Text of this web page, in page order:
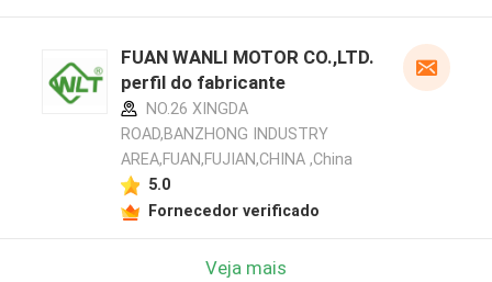
FUAN WANLI MOTOR CO.,LTD.
perfil do fabricante
NO.26 XINGDA
ROAD,BANZHONG INDUSTRY
AREA,FUAN,FUJIAN,CHINA ,China
5.0
Fornecedor verificado
Veja mais